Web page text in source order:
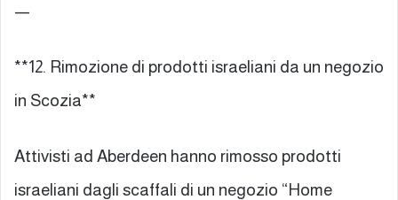
—
**12. Rimozione di prodotti israeliani da un negozio
in Scozia**
Attivisti ad Aberdeen hanno rimosso prodotti
israeliani dagli scaffali di un negozio “Home